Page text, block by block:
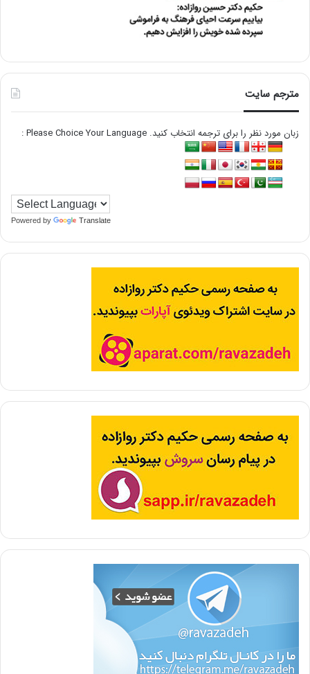
مترجم سایت
زبان مورد نظر را برای ترجمه انتخاب کنید. Please Choice Your Language :
Powered by Translate